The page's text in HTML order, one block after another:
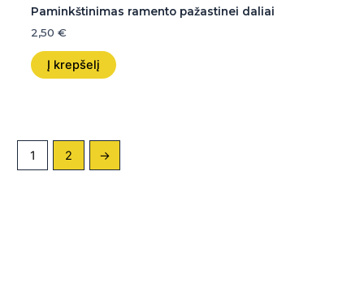
Paminkštinimas ramento pažastinei daliai
2,50 €
Į krepšelį
1 2 →